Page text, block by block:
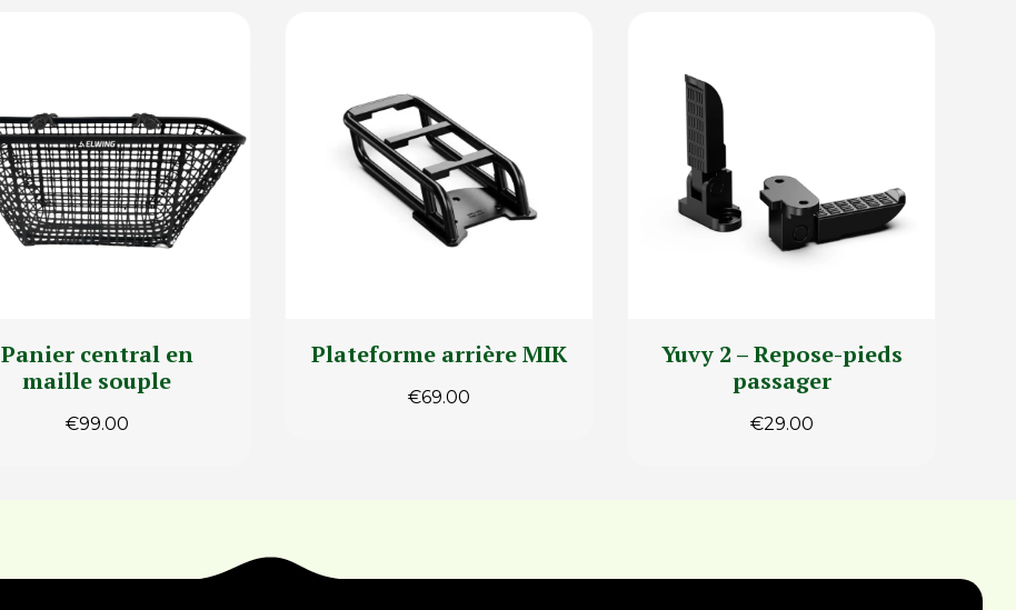
Panier central en
maille souple
€99.00
Plateforme arrière MIK
€69.00
Yuvy 2 – Repose-pieds
passager
€29.00